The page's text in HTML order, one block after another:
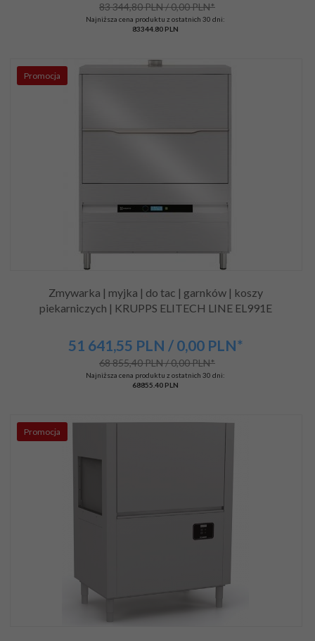
83 344,80 PLN / 0,00 PLN*
Najniższa cena produktu z ostatnich 30 dni:
83344.80 PLN
Promocja
Zmywarka | myjka | do tac | garnków | koszy
piekarniczych | KRUPPS ELITECH LINE EL991E
51 641,55 PLN / 0,00 PLN*
68 855,40 PLN / 0,00 PLN*
Najniższa cena produktu z ostatnich 30 dni:
68855.40 PLN
Promocja